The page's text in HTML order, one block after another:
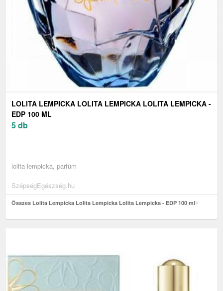
LOLITA LEMPICKA LOLITA LEMPICKA LOLITA LEMPICKA -
EDP 100 ML
5 db
lolita lempicka, parfüm
SzépségEgészség.hu
Összes Lolita Lempicka Lolita Lempicka Lolita Lempicka - EDP 100 ml